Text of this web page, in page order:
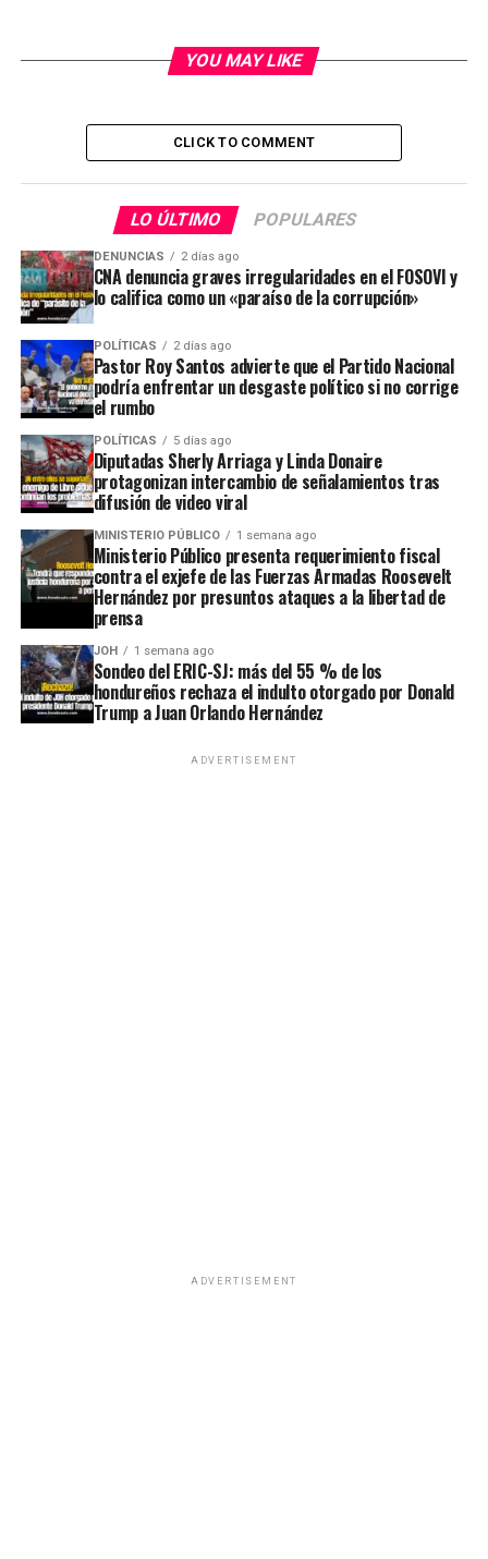
YOU MAY LIKE
CLICK TO COMMENT
LO ÚLTIMO POPULARES
DENUNCIAS 2 días ago
CNA denuncia graves irregularidades en el FOSOVI y
lo califica como un «paraíso de la corrupción»
POLÍTICAS 2 días ago
Pastor Roy Santos advierte que el Partido Nacional
podría enfrentar un desgaste político si no corrige
el rumbo
POLÍTICAS 5 días ago
Diputadas Sherly Arriaga y Linda Donaire
protagonizan intercambio de señalamientos tras
difusión de video viral
MINISTERIO PÚBLICO 1 semana ago
Ministerio Público presenta requerimiento fiscal
contra el exjefe de las Fuerzas Armadas Roosevelt
Hernández por presuntos ataques a la libertad de
prensa
JOH 1 semana ago
Sondeo del ERIC-SJ: más del 55 % de los
hondureños rechaza el indulto otorgado por Donald
Trump a Juan Orlando Hernández
ADVERTISEMENT
ADVERTISEMENT